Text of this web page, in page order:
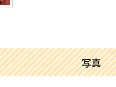
写真